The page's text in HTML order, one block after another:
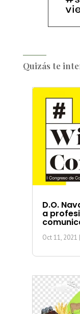
Quizás te
D.O.
a
Oct 11, 2021